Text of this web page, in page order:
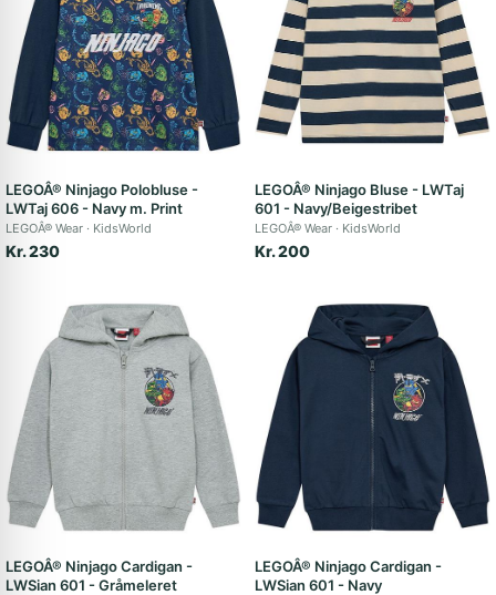
LEGOÂ® Ninjago Polobluse -
LWTaj 606 - Navy m. Print
LEGOÂ® Wear KidsWorld
Kr. 230
LEGOÂ® Ninjago Bluse - LWTaj
601 - Navy/Beigestribet
LEGOÂ® Wear KidsWorld
Kr. 200
LEGOÂ® Ninjago Cardigan -
LWSian 601 - Gråmeleret
LEGOÂ® Ninjago Cardigan -
LWSian 601 - Navy